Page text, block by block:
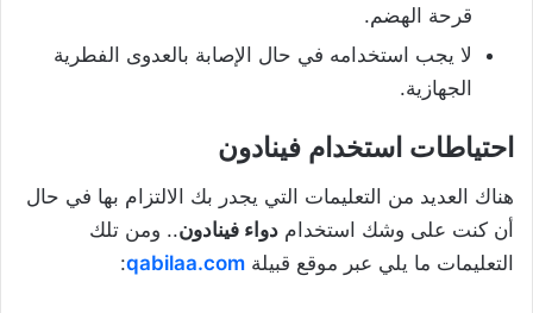
قرحة الهضم.
لا يجب استخدامه في حال الإصابة بالعدوى الفطرية
الجهازية.
احتياطات استخدام فينادون
هناك العديد من التعليمات التي يجدر بك الالتزام بها في حال
أن كنت على وشك استخدام دواء فينادون.. ومن تلك
التعليمات ما يلي عبر موقع قبيلة qabilaa.com
: